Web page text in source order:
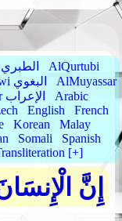
AtTabariy الطبري
AlQurtubi
AlBaghawi البغوي
AlMuyassar
Grammar الإعراب
Arabic
English
French
Korean
Malay
Somali
Spanish
[+]
إِنَّ